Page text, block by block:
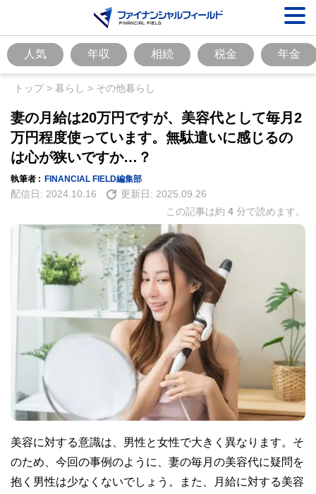
人気 年収 相続 税金 年金
トップ> 暮らし > その他暮らし
妻の月給は20万円ですが、美容代として毎月2
万円程度使っています。無駄遣いに感じるの
は心が狭いですか…？
執筆者 : FINANCIAL FIELD編集部
配信日: 2024.10.16 更新日: 2025.09.26
この記事は約 4 分で読めます。
美容に対する意識は、男性と女性で大きく異なります。そ
のため、今回の事例のように、妻の毎月の美容代に疑問を
抱く男性は少なくないでしょう。また、月給に対する美容